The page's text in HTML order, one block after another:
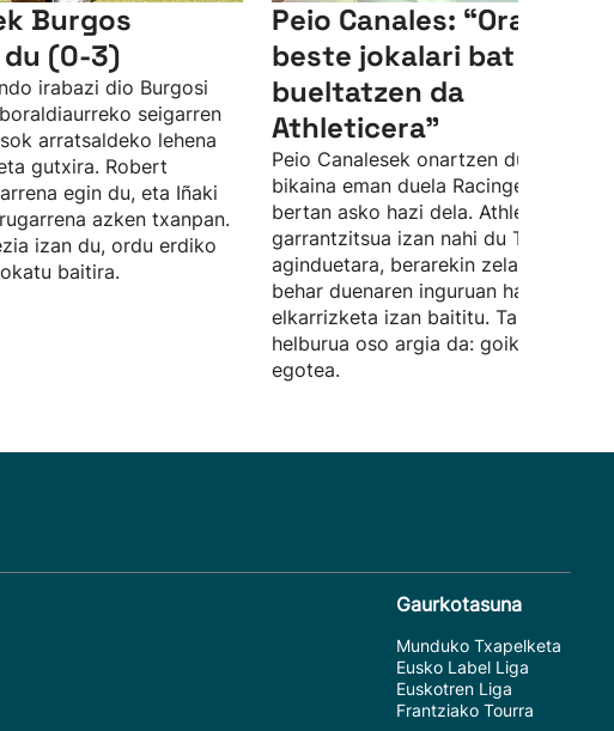
Burgos
(0-3)
irabazi dio Burgosi
seigarren
arratsaldeko lehena
gutxira. Robert
egin du, eta Iñaki
azken txanpan.
izan du, ordu erdiko
baitira.
Peio Canales: “Orain
beste jokalari bat
bueltatzen da
Athleticera”
Peio Canalesek onartzen du urte
bikaina eman duela Racingen utzita,
bertan asko hazi dela. Athleticen
garrantzitsua izan nahi du Terzicen
aginduetara, berarekin zelaian egin
behar duenaren inguruan hainbat
elkarrizketa izan baititu. Taldearen
helburua oso argia da: goiko
egotea.
Gaurkotasuna
Munduko Txapelketa
Eusko Label Liga
Euskotren Liga
Frantziako Tourra